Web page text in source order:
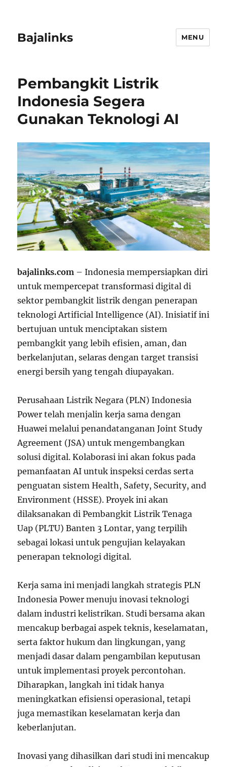
Bajalinks MENU
Pembangkit Listrik
Indonesia Segera
Gunakan Teknologi AI
bajalinks.com – Indonesia mempersiapkan diri
untuk mempercepat transformasi digital di
sektor pembangkit listrik dengan penerapan
teknologi Artificial Intelligence (AI). Inisiatif ini
bertujuan untuk menciptakan sistem
pembangkit yang lebih efisien, aman, dan
berkelanjutan, selaras dengan target transisi
energi bersih yang tengah diupayakan.
Perusahaan Listrik Negara (PLN) Indonesia
Power telah menjalin kerja sama dengan
Huawei melalui penandatanganan Joint Study
Agreement (JSA) untuk mengembangkan
solusi digital. Kolaborasi ini akan fokus pada
pemanfaatan AI untuk inspeksi cerdas serta
penguatan sistem Health, Safety, Security, and
Environment (HSSE). Proyek ini akan
dilaksanakan di Pembangkit Listrik Tenaga
Uap (PLTU) Banten 3 Lontar, yang terpilih
sebagai lokasi untuk pengujian kelayakan
penerapan teknologi digital.
Kerja sama ini menjadi langkah strategis PLN
Indonesia Power menuju inovasi teknologi
dalam industri kelistrikan. Studi bersama akan
mencakup berbagai aspek teknis, keselamatan,
serta faktor hukum dan lingkungan, yang
menjadi dasar dalam pengambilan keputusan
untuk implementasi proyek percontohan.
Diharapkan, langkah ini tidak hanya
meningkatkan efisiensi operasional, tetapi
juga memastikan keselamatan kerja dan
keberlanjutan.
Inovasi yang dihasilkan dari studi ini mencakup